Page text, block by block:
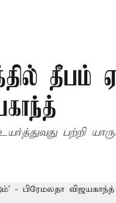
தீபம்
பற்றி